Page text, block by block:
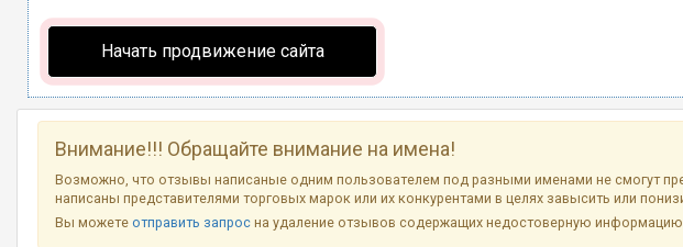
Начать продвижение сайта
Внимание!!! Обращайте внимание на имена!
Возможно, что отзывы написаные одним пользователем под разными именами не смогут
написаны представителями торговых марок или их конкурентами в целях завысить или
Вы можетеотправить запрос на удаление отзывов содержащих недостоверную